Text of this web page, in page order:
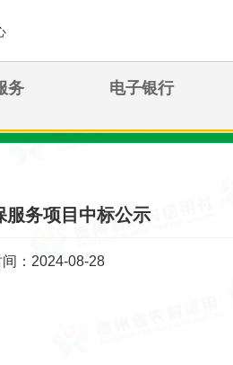
务 电子银行
服务项目中标公示
间：2024-08-28